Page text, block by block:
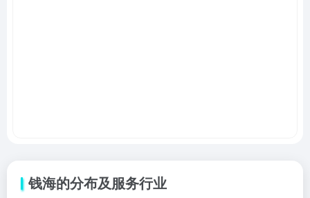
钱海的分布及服务行业